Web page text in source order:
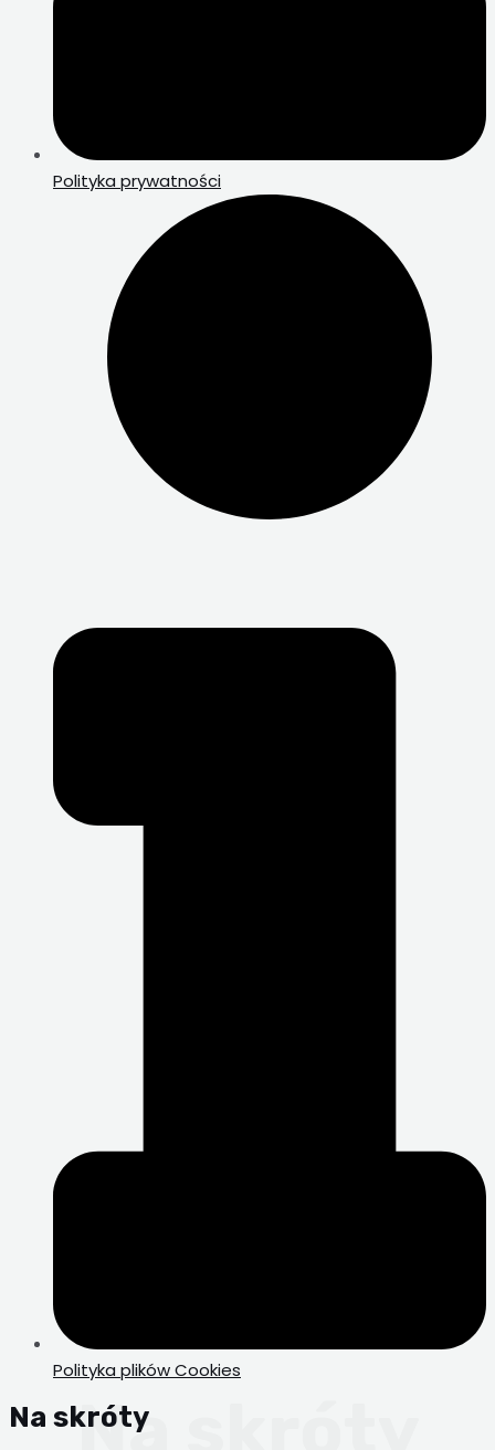
Polityka prywatności
Polityka plików Cookies
Na skróty